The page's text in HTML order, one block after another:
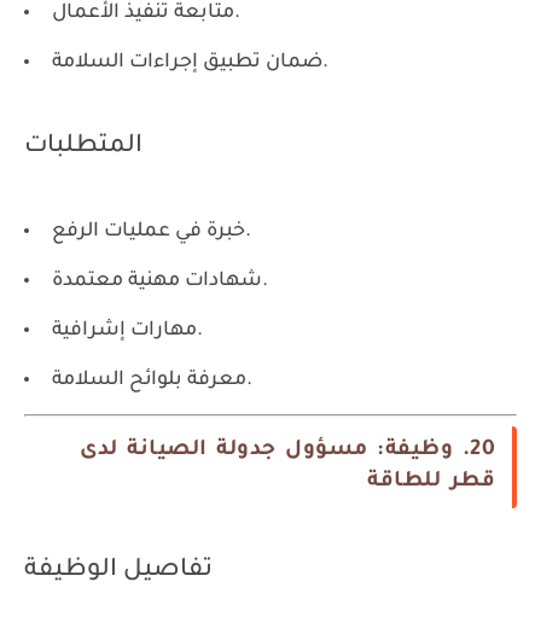
متابعة تنفيذ الأعمال.
ضمان تطبيق إجراءات السلامة.
المتطلبات
خبرة في عمليات الرفع.
شهادات مهنية معتمدة.
مهارات إشرافية.
معرفة بلوائح السلامة.
20. وظيفة: مسؤول جدولة الصيانة لدى
قطر للطاقة
تفاصيل الوظيفة